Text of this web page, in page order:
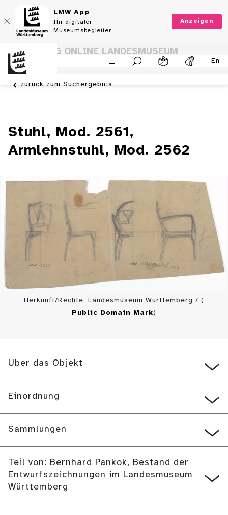
LMW App
Ihr digitaler
Museumsbegleiter
Anzeigen
En
SAMMLUNG ONLINE LANDESMUSEUM
WÜRTTEMBERG
zurück zum Suchergebnis
Stuhl, Mod. 2561,
Armlehnstuhl, Mod. 2562
Herkunft/Rechte: Landesmuseum Württemberg / (
Public Domain Mark)
Über das Objekt
Einordnung
Sammlungen
Teil von: Bernhard Pankok, Bestand der
Entwurfszeichnungen im Landesmuseum
Württemberg